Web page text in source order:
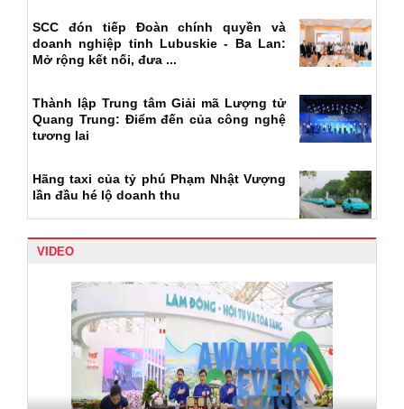
SCC đón tiếp Đoàn chính quyền và
doanh nghiệp tỉnh Lubuskie - Ba Lan:
Mở rộng kết nối, đưa ...
Thành lập Trung tâm Giải mã Lượng tử
Quang Trung: Điểm đến của công nghệ
tương lai
Hãng taxi của tỷ phú Phạm Nhật Vượng
lần đầu hé lộ doanh thu
VIDEO